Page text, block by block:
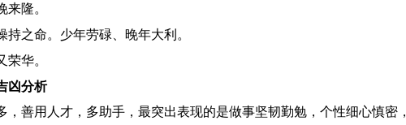
隆。
之命。少年劳碌、晚年大利。
华。
凶分析
善用人才，多助手，最突出表现的是做事坚韧勤勉，个性细心慎密，